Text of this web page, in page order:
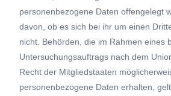
personenbezogene Daten offengelegt
davon, ob es sich bei ihr um einen
nicht. Behörden, die im Rahmen eines
Untersuchungsauftrags nach dem
Recht der Mitgliedstaaten
personenbezogene Daten erhalten,